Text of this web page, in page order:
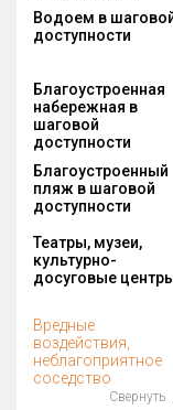
Водоем в
доступности
Благоустроенная
набережная в
шаговой
доступности
Благоустроенный
пляж в шаговой
доступности
Театры, музеи,
культурно-
досуговые
Вредные
воздействия,
неблагоприятное
соседство
Свернуть